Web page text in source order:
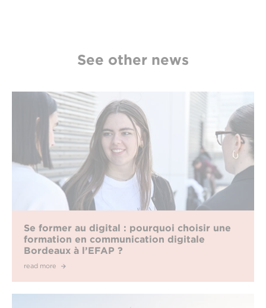
See other news
Se former au digital : pourquoi choisir une
formation en communication digitale
Bordeaux à l’EFAP ?
read more